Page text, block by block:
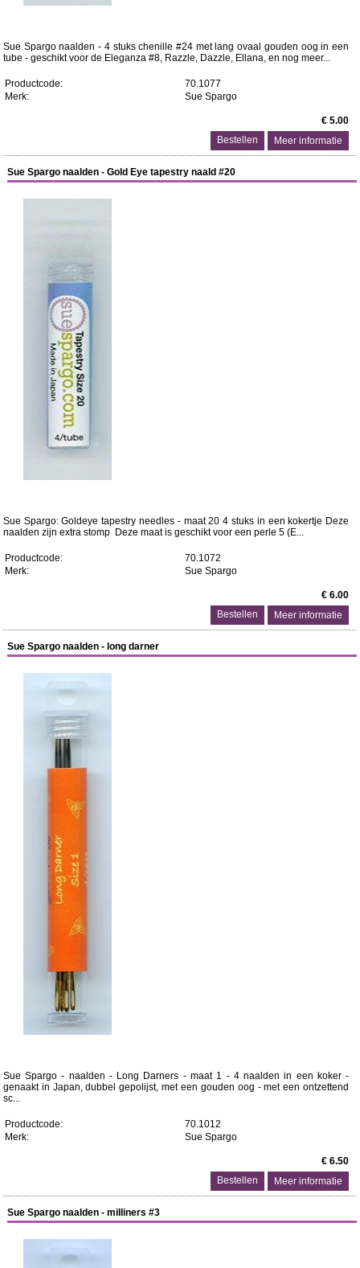
Sue Spargo naalden - 4 stuks chenille #24 met lang ovaal gouden oog in een
tube - geschikt voor de Eleganza #8, Razzle, Dazzle, Ellana, en nog meer...
Productcode:
70.1077
Merk:
Sue Spargo
€ 5.00
Meer informatie
Sue Spargo naalden - Gold Eye tapestry naald #20
Sue Spargo: Goldeye tapestry needles - maat 20 4 stuks in een kokertje Deze
naalden zijn extra stomp Deze maat is geschikt voor een perle 5 (E...
Productcode:
70.1072
Merk:
Sue Spargo
€ 6.00
Meer informatie
Sue Spargo naalden - long darner
Sue Spargo - naalden - Long Darners - maat 1 - 4 naalden in een koker -
genaakt in Japan, dubbel gepolijst, met een gouden oog - met een ontzettend
sc...
Productcode:
70.1012
Merk:
Sue Spargo
€ 6.50
Meer informatie
Sue Spargo naalden - milliners #3